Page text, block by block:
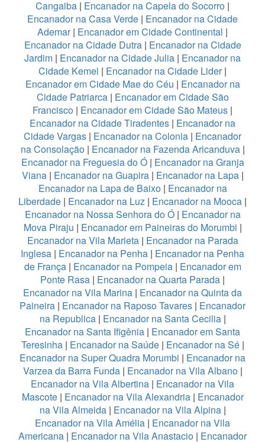
Cangaiba | Encanador na Capela do Socorro |
Encanador na Casa Verde | Encanador na Cidade
Ademar| Encanador em Cidade Continental |
Encanador na Cidade Dutra | Encanador na Cidade
Jardim | Encanador na Cidade Julia | Encanador na
Cidade Kemel | Encanador na Cidade Lider|
Encanador em Cidade Mae do Céu | Encanador na
Cidade Patriarca| Encanador em Cidade São
Francisco | Encanador em Cidade São Mateus |
Encanador na Cidade Tiradentes | Encanador na
Cidade Vargas | Encanador na Colonia | Encanador
na Consolação | Encanador na Fazenda Aricanduva|
Encanador na Freguesia do Ó| Encanador na Granja
Viana| Encanador na Guapira| Encanador na Lapa|
Encanador na Lapa de Baixo | Encanador na
Liberdade | Encanador na Luz | Encanador na Mooca |
Encanador na Nossa Senhora do Ó| Encanador na
Mova Piraju | Encanador em Paineiras do Morumbi |
Encanador na Vila Marieta| Encanador na Parada
Inglesa | Encanador na Penha | Encanador na Penha
de França | Encanador na Pompeia| Encanador em
Ponte Rasa | Encanador na Quarta Parada |
Encanador na Vila Marina | Encanador na Quinta da
Paineira | Encanador na Raposo Tavares | Encanador
na Republica| Encanador na Santa Cecilia|
Encanador na Santa Ifigênia | Encanador em Santa
Teresinha| Encanador na Saúde| Encanador na Sé|
Encanador na Super Quadra Morumbi | Encanador na
Varzea da Barra Funda| Encanador na Vila Albano|
Encanador na Vila Albertina | Encanador na Vila
Mascote| Encanador na Vila Alexandria| Encanador
na Vila Almeida | Encanador na Vila Alpina |
Encanador na Vila Amélia | Encanador na Vila
Americana | Encanador na Vila Anastacio | Encanador